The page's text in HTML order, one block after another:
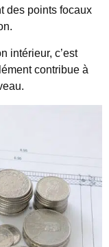
des points focaux
intérieur, c’est
contribue à